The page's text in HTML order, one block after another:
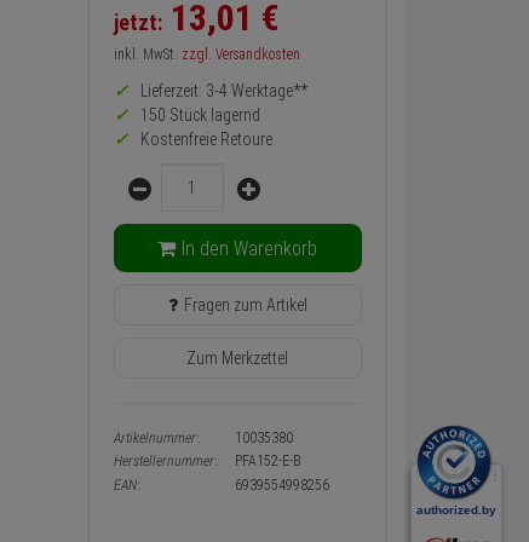
Verfügbakeit
und
Warenkorb-
oder
Konfigurieren-
Button
jetzt: 13,01 €
inkl. MwSt. zzgl. Versandkosten
Lieferzeit: 3-4 Werktage**
150 Stück lagernd
Kostenfreie Retoure
Menge
In den Warenkorb
Fragen zum Artikel
Zum Merkzettel
Artikelnummer:
10035380
Herstellernummer:
PFA152-E-B
EAN:
6939554998256